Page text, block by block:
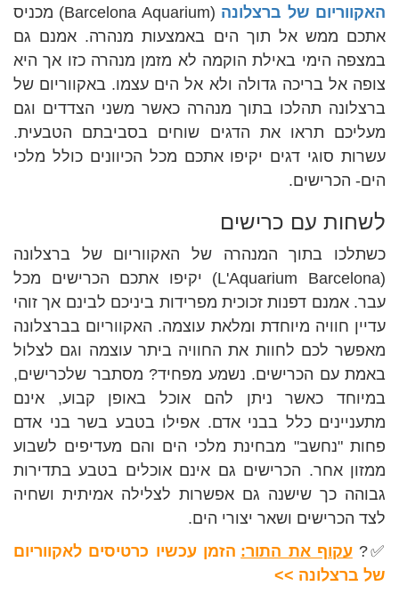
האקווריום של ברצלונה
(Barcelona Aquarium) מכניס
אתכם ממש אל תוך הים באמצעות מנהרה. אמנם גם
במצפה הימי באילת הוקמה לא מזמן מנהרה כזו אך היא
צופה אל בריכה גדולה ולא אל הים עצמו. באקווריום של
ברצלונה תהלכו בתוך מנהרה כאשר משני הצדדים וגם
מעליכם תראו את הדגים שוחים בסביבתם הטבעית.
עשרות סוגי דגים יקיפו אתכם מכל הכיוונים כולל מלכי
הים- הכרישים.
לשחות עם כרישים
כשתלכו בתוך המנהרה של האקווריום של ברצלונה
(L'Aquarium Barcelona) יקיפו אתכם הכרישים מכל
עבר. אמנם דפנות זכוכית מפרידות ביניכם לבינם אך זוהי
עדיין חוויה מיוחדת ומלאת עוצמה. האקווריום בברצלונה
מאפשר לכם לחוות את החוויה ביתר עוצמה וגם לצלול
באמת עם הכרישים. נשמע מפחיד? מסתבר שלכרישים,
במיוחד כאשר ניתן להם אוכל באופן קבוע, אינם
מתעניינים כלל בבני אדם. אפילו בטבע בשר בני אדם
פחות "נחשב" מבחינת מלכי הים והם מעדיפים לשבוע
ממזון אחר. הכרישים גם אינם אוכלים בטבע בתדירות
גבוהה כך שישנה גם אפשרות לצלילה אמיתית ושחיה
לצד הכרישים ושאר יצורי הים.
✅?עקוף את התור: הזמן עכשיו כרטיסים לאקווריום
של ברצלונה >>